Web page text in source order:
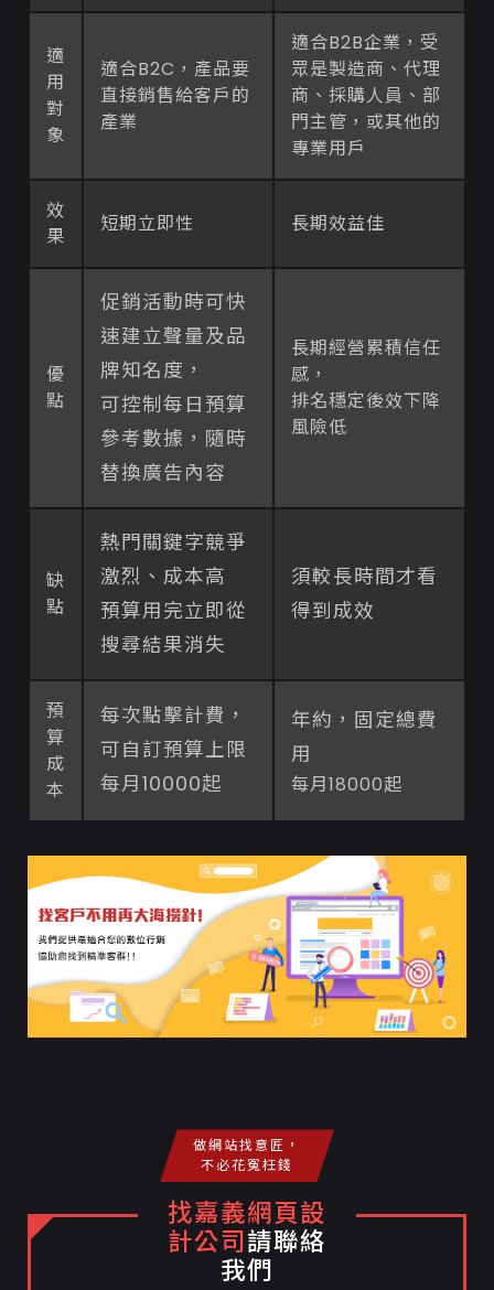
適
用
對
象
適合B2C，產品要
直接銷售給客戶的
產業
適合B2B企業，受
眾是製造商、代理
商、採購人員、部
門主管，或其他的
專業用戶
效
果
短期立即性 長期效益佳
優
點
促銷活動時可快
速建立聲量及品
牌知名度，
可控制每日預算
參考數據，隨時
替換廣告內容
長期經營累積信任
感，
排名穩定後效下降
風險低
缺
點
熱門關鍵字競爭
激烈、成本高
預算用完立即從
搜尋結果消失
須較長時間才看
得到成效
預
算
成
本
每次點擊計費，
可自訂預算上限
每月10000起
年約，固定總費
用
每月18000起
做網站找意匠，
不必花冤枉錢
找嘉義網頁設
計公司請聯絡
我們